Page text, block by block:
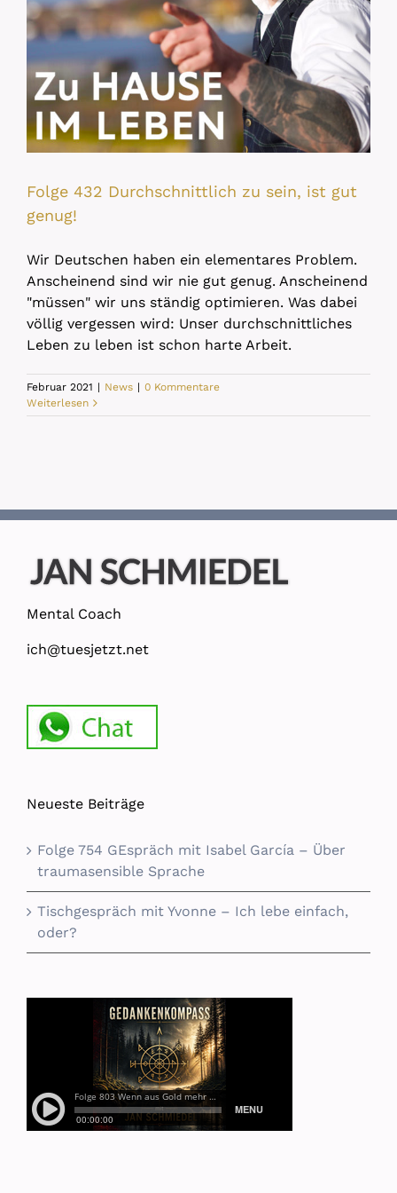
Folge 432 Durchschnittlich zu sein, ist gut
genug!
Wir Deutschen haben ein elementares Problem.
Anscheinend sind wir nie gut genug. Anscheinend
"müssen" wir uns ständig optimieren. Was dabei
völlig vergessen wird: Unser durchschnittliches
Leben zu leben ist schon harte Arbeit.
Februar 2021 | News | 0 Kommentare
Weiterlesen
Mental Coach
ich@tuesjetzt.net
Neueste Beiträge
Folge 754 GEspräch mit Isabel García – Über
traumasensible Sprache
Tischgespräch mit Yvonne – Ich lebe einfach,
oder?